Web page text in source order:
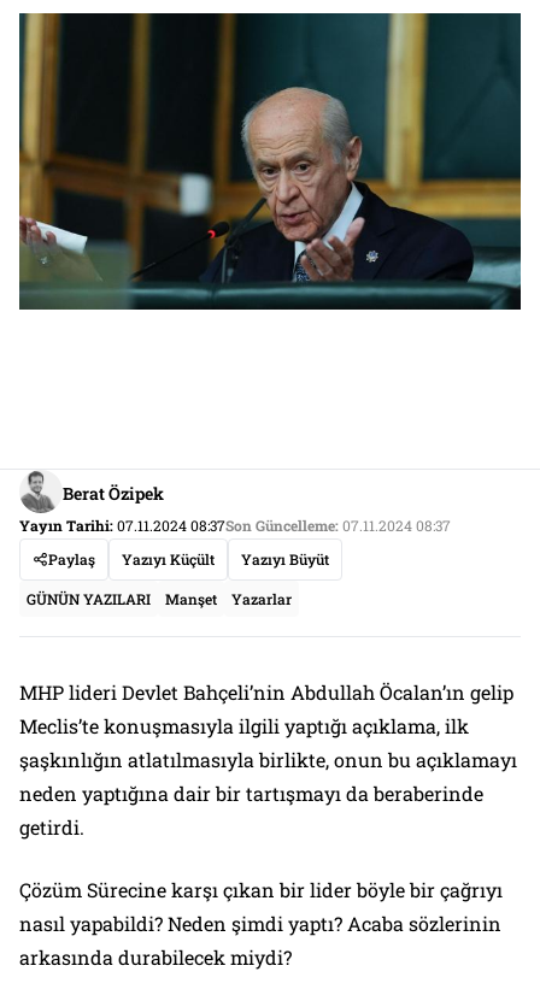
Berat Özipek
Yayın Tarihi:07.11.2024 08:37Son Güncelleme:07.11.2024 08:37
Paylaş
Yazıyı Küçült Yazıyı Büyüt
GÜNÜN YAZILARI Manşet Yazarlar
MHP lideri Devlet Bahçeli’nin Abdullah Öcalan’ın gelip
Meclis’te konuşmasıyla ilgili yaptığı açıklama, ilk
şaşkınlığın atlatılmasıyla birlikte, onun bu açıklamayı
neden yaptığına dair bir tartışmayı da beraberinde
getirdi.
Çözüm Sürecine karşı çıkan bir lider böyle bir çağrıyı
nasıl yapabildi? Neden şimdi yaptı? Acaba sözlerinin
arkasında durabilecek miydi?